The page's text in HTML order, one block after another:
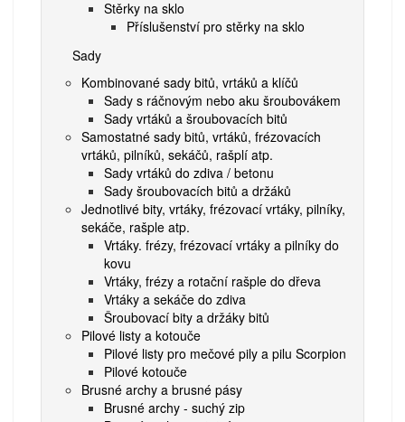
Stěrky na sklo
Příslušenství pro stěrky na sklo
Sady
Kombinované sady bitů, vrtáků a klíčů
Sady s ráčnovým nebo aku šroubovákem
Sady vrtáků a šroubovacích bitů
Samostatné sady bitů, vrtáků, frézovacích
vrtáků, pilníků, sekáčů, rašplí atp.
Sady vrtáků do zdiva / betonu
Sady šroubovacích bitů a držáků
Jednotlivé bity, vrtáky, frézovací vrtáky, pilníky,
sekáče, rašple atp.
Vrtáky. frézy, frézovací vrtáky a pilníky do
kovu
Vrtáky, frézy a rotační rašple do dřeva
Vrtáky a sekáče do zdiva
Šroubovací bity a držáky bitů
Pilové listy a kotouče
Pilové listy pro mečové pily a pilu Scorpion
Pilové kotouče
Brusné archy a brusné pásy
Brusné archy - suchý zip